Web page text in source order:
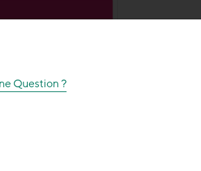
Question ?